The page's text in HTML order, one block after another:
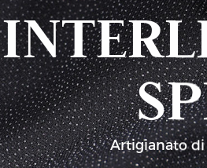
Artigianato di